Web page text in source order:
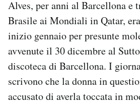
Hai bisogno di aiuto?
Alves, per anni al Barcellona e
Brasile ai Mondiali in Qatar,
inizio gennaio per presunte
avvenute il 30 dicembre al
discoteca di Barcellona. I
scrivono che la donna in
accusato di averla toccata in